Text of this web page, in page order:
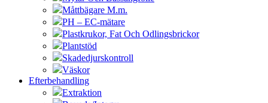
Måttbägare M.m.
PH – EC-mätare
Plastkrukor, Fat Och Odlingsbrickor
Plantstöd
Skadedjurskontroll
Väskor
Efterbehandling
Extraktion